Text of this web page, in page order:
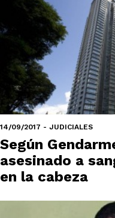
14/09/2017 - JUDICIALES
Según
asesinado a
en la cabeza